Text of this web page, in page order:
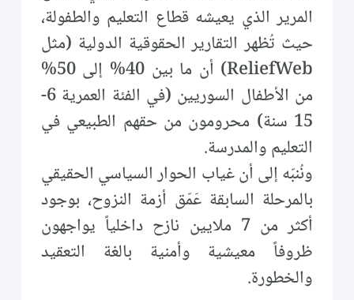
المرير الذي يعيشه قطاع التعليم والطفولة،
حيث تُظهر التقارير الحقوقية الدولية (مثل
ReliefWeb) أن ما بين 40% إلى 50%
من الأطفال السوريين (في الفئة العمرية 6-
15 سنة) محرومون من حقهم الطبيعي في
التعليم والمدرسة.
ونُنبّه إلى أن غياب الحوار السياسي الحقيقي
بالمرحلة السابقة عَمّق أزمة النزوح، بوجود
أكثر من 7 ملايين نازح داخلياً يواجهون
ظروفاً معيشية وأمنية بالغة التعقيد
والخطورة.